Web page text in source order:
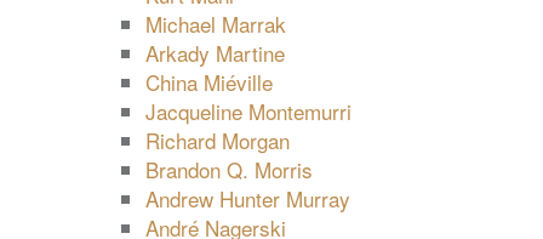
Michael Marrak
Arkady Martine
China Miéville
Jacqueline Montemurri
Richard Morgan
Brandon Q. Morris
Andrew Hunter Murray
André Nagerski